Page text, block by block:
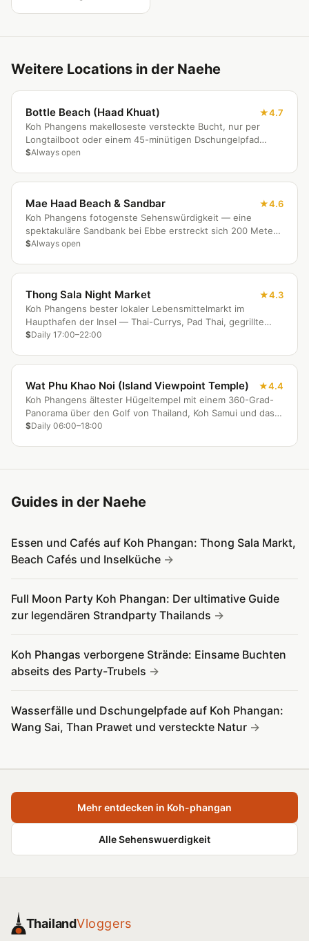
Weitere Locations in der Naehe
Bottle Beach (Haad Khuat)
4.7
Koh Phangens makelloseste versteckte Bucht, nur per
Longtailboot oder einem 45-minütigen Dschungelpfad
erreichbar. Keine Straße, keine Menschenmassen — nur
$Always open
Mae Haad Beach & Sandbar
4.6
Koh Phangens fotogenste Sehenswürdigkeit — eine
spektakuläre Sandbank bei Ebbe erstreckt sich 200 Meter
ins Meer und verbindet den Strand mit einer kleinen
$Always open
Thong Sala Night Market
4.3
Koh Phangens bester lokaler Lebensmittelmarkt im
Haupthafen der Insel — Thai-Currys, Pad Thai, gegrillte
Satay, frische Smoothies und vegetarische Optionen zu
$Daily 17:00–22:00
Wat Phu Khao Noi (Island Viewpoint Temple)
4.4
Koh Phangens ältester Hügeltempel mit einem 360-Grad-
Panorama über den Golf von Thailand, Koh Samui und das
Dschungelinnere der Insel. Am schönsten beim
$Daily 06:00–18:00
Guides in der Naehe
Essen und Cafés auf Koh Phangan: Thong Sala Markt,
Beach Cafés und Inselküche
Full Moon Party Koh Phangan: Der ultimative Guide
zur legendären Strandparty Thailands
Koh Phangas verborgene Strände: Einsame Buchten
abseits des Party-Trubels
Wasserfälle und Dschungelpfade auf Koh Phangan:
Wang Sai, Than Prawet und versteckte Natur
Mehr entdecken in Koh-phangan
Alle Sehenswuerdigkeit
ThailandVloggers